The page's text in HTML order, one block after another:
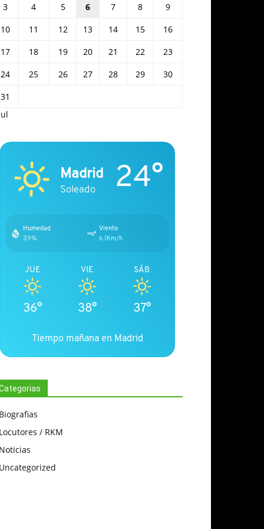
3
4 5 6 7 8
9
10
11 12 13 14 15
16
17
18 19 20 21 22
23
24
25 26 27 28 29
30
31
Madrid
Soleado 24°
Humedad
39%
Viento
6.1Km/h
JUE
36°
VIE
38°
SÁB
37°
Tiempo mañana en Madrid
Biografias
Locutores / RKM
Noticias
Uncategorized